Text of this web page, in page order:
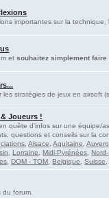
importantes sur la
etsouhaitez simplement
les stratégies de jeux en airsoft
Joueurs !
quête d'infos sur une équipe/
questions et conseils sur la
,Alsace ,Aquitaine ,
,Lorraine ,Midi-Pyrénées ,
,DOM - TOM ,Belgique ,Suisse
forum.